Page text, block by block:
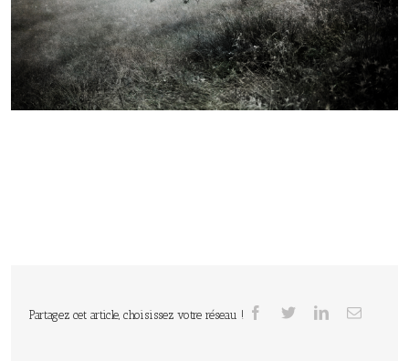
Partagez cet article, choisissez votre réseau !